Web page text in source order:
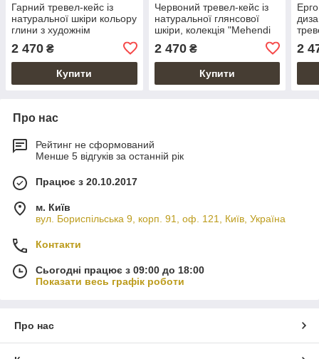
Гарний тревел-кейс із
натуральної шкіри кольору
глини з художнім
Classic"
2 470 ₴
Купити
Червоний тревел-кейс із
натуральної глянсової
шкіри, колекція "Mehendi
2 470₴
Купити
2
Про нас
Рейтинг не сформований
Менше 5 відгуків за останній рік
Працює з 20.10.2017
м. Київ
вул. Бориспільська 9, корп. 91, оф. 121, Київ, Україна
Контакти
Сьогодні працює з 09:00 до 18:00
Показати весь графік роботи
Про нас